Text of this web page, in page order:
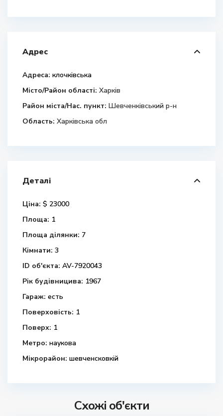
Адрес
Адреса: клочківська
Місто/Район області: Харків
Район міста/Нас. пункт: Шевченківський р-н
Область: Харківська обл
Деталі
Ціна: $ 23000
Площа: 1
Площа ділянки: 7
Кімнати: 3
ID об'єкта: AV-7920043
Рік будівницива: 1967
Гараж: есть
Поверховість: 1
Поверх: 1
Метро: наукова
Мікрорайон: шевченсковкій
Схожі об'єкти